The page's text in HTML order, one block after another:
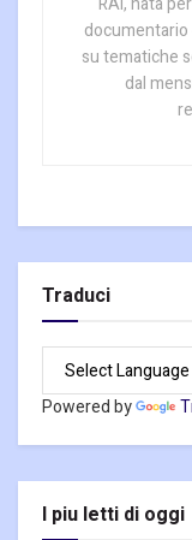
documentario
su tematiche
dal
Traduci
Powered by
I piu letti di oggi